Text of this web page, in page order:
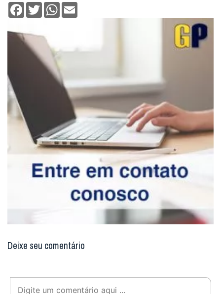
Facebook
TwitterWhatsApp
Deixe seu comentário